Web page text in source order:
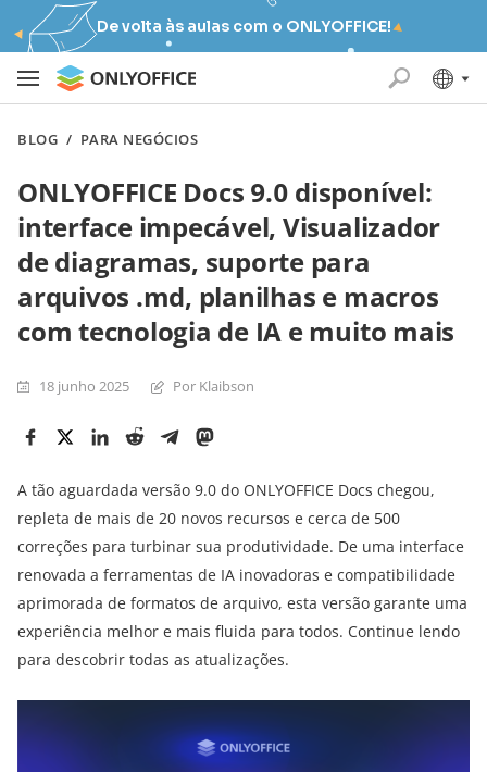
De volta às aulas com o ONLYOFFICE!
BLOG / PARA NEGÓCIOS
ONLYOFFICE Docs 9.0 disponível:
interface impecável, Visualizador
de diagramas, suporte para
arquivos .md, planilhas e macros
com tecnologia de IA e muito mais
18 junho 2025 Por Klaibson
A tão aguardada versão 9.0 do ONLYOFFICE Docs chegou,
repleta de mais de 20 novos recursos e cerca de 500
correções para turbinar sua produtividade. De uma interface
renovada a ferramentas de IA inovadoras e compatibilidade
aprimorada de formatos de arquivo, esta versão garante uma
experiência melhor e mais fluida para todos. Continue lendo
para descobrir todas as atualizações.